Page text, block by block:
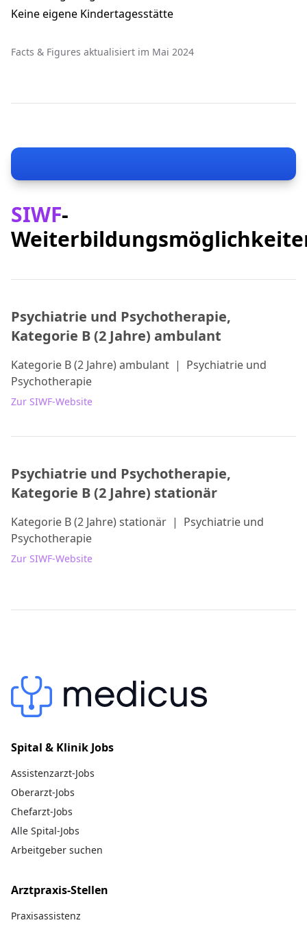
Keine eigene Kindertagesstätte
Facts & Figures aktualisiert im Mai 2024
SIWF-
Psychiatrie und Psychotherapie,
Kategorie B (2 Jahre) ambulant
Kategorie B (2 Jahre) ambulant | Psychiatrie und
Psychotherapie
Zur SIWF-Website
Psychiatrie und Psychotherapie,
Kategorie B (2 Jahre) stationär
Kategorie B (2 Jahre) stationär | Psychiatrie und
Psychotherapie
Zur SIWF-Website
Spital & Klinik Jobs
Assistenzarzt-Jobs
Oberarzt-Jobs
Chefarzt-Jobs
Alle Spital-Jobs
Arbeitgeber suchen
Arztpraxis-Stellen
Praxisassistenz